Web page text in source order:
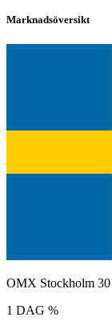
Marknadsöversikt
OMX Stockholm 30
1 DAG %